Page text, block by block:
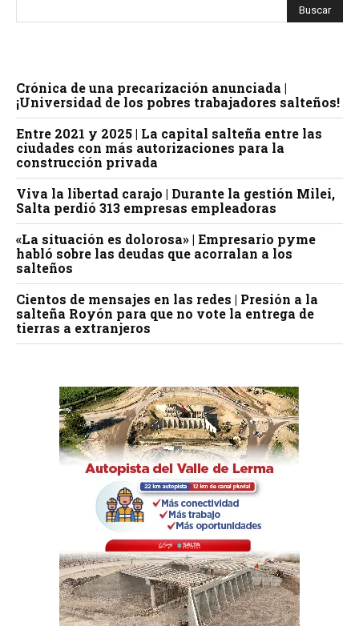
Crónica de una precarización anunciada |
¡Universidad de los pobres trabajadores salteños!
Entre 2021 y 2025 | La capital salteña entre las
ciudades con más autorizaciones para la
construcción privada
Viva la libertad carajo | Durante la gestión Milei,
Salta perdió 313 empresas empleadoras
«La situación es dolorosa» | Empresario pyme
habló sobre las deudas que acorralan a los
salteños
Cientos de mensajes en las redes | Presión a la
salteña Royón para que no vote la entrega de
tierras a extranjeros